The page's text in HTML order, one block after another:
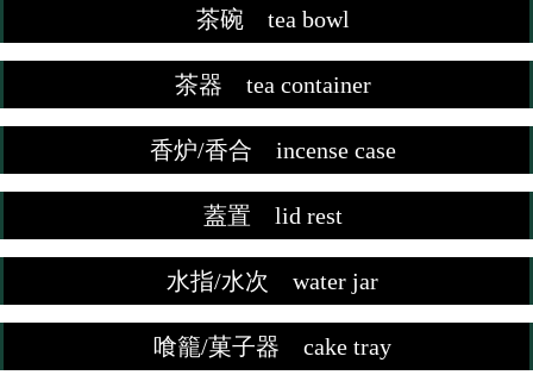
茶碗 tea bowl
茶器 tea container
香炉/香合 incense case
蓋置 lid rest
水指/水次 water jar
喰籠/菓子器 cake tray